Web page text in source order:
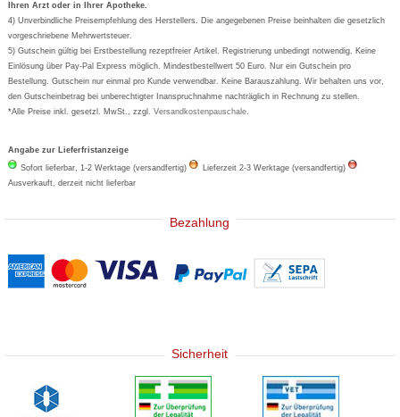
Wick
Eucerin
Basica
Ihren Arzt oder in Ihrer Apotheke.
4) Unverbindliche Preisempfehlung des Herstellers. Die angegebenen Preise beinhalten die gesetzlich
vorgeschriebene Mehrwertsteuer.
5) Gutschein gültig bei Erstbestellung rezeptfreier Artikel. Registrierung unbedingt notwendig. Keine
Einlösung über Pay-Pal Express möglich. Mindestbestellwert 50 Euro. Nur ein Gutschein pro
Bestellung. Gutschein nur einmal pro Kunde verwendbar. Keine Barauszahlung. Wir behalten uns vor,
den Gutscheinbetrag bei unberechtigter Inanspruchnahme nachträglich in Rechnung zu stellen.
*Alle Preise inkl. gesetzl. MwSt., zzgl.Versandkostenpauschale.
Angabe zur Lieferfristanzeige
Sofort lieferbar, 1-2 Werktage (versandfertig)
Lieferzeit 2-3 Werktage (versandfertig)
Ausverkauft, derzeit nicht lieferbar
Bezahlung
Sicherheit